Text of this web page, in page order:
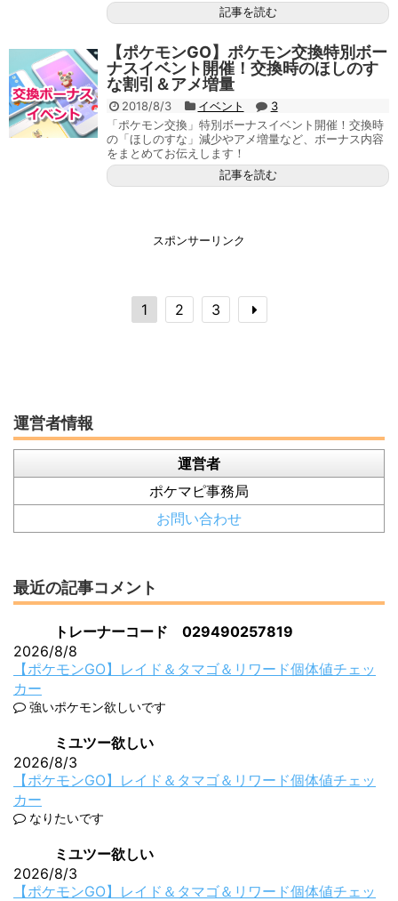
記事を読む
【ポケモンGO】ポケモン交換特別ボー
ナスイベント開催！交換時のほしのす
な割引＆アメ増量
2018/8/3 イベント
3
「ポケモン交換」特別ボーナスイベント開催！交換時
の「ほしのすな」減少やアメ増量など、ボーナス内容
をまとめてお伝えします！
記事を読む
スポンサーリンク
1 2 3
運営者情報
運営者
ポケマピ事務局
お問い合わせ
最近の記事コメント
トレーナーコード 029490257819
2026/8/8
【ポケモンGO】レイド＆タマゴ＆リワード個体値チェッ
カー
強いポケモン欲しいです
ミユツー欲しい
2026/8/3
【ポケモンGO】レイド＆タマゴ＆リワード個体値チェッ
カー
なりたいです
ミユツー欲しい
2026/8/3
【ポケモンGO】レイド＆タマゴ＆リワード個体値チェッ